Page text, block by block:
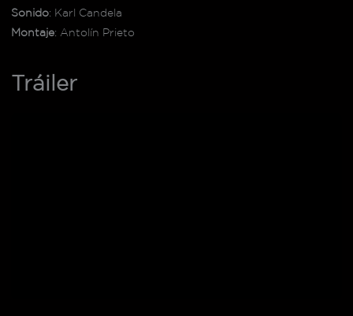
Sonido: Karl Candela
Montaje: Antolín Prieto
Tráiler